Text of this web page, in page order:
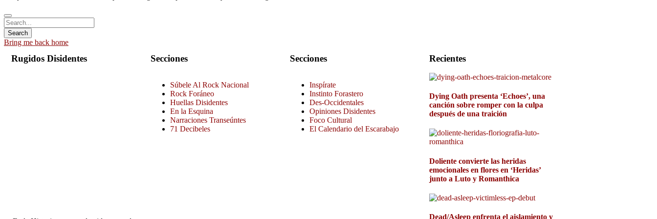
Bring me back home
Rugidos Disidentes Secciones
Súbele Al Rock Nacional
Rock Foráneo
Huellas Disidentes
En la Esquina
Narraciones Transeúntes
71 Decibeles
Secciones
Inspírate
Instinto Forastero
Des-Occidentales
Opiniones Disidentes
Foco Cultural
El Calendario del Escarabajo
Recientes
Dying Oath presenta ‘Echoes’, una
canción sobre romper con la culpa
después de una traición
Doliente convierte las heridas
emocionales en flores en ‘Heridas’
junto a Luto y Romanthica
Dead/Asleep enfrenta el aislamiento y